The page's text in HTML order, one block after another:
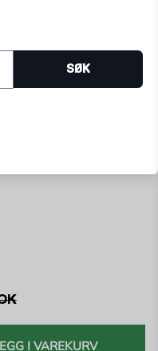
SØK
nordiske stilen.
I VAREKURV